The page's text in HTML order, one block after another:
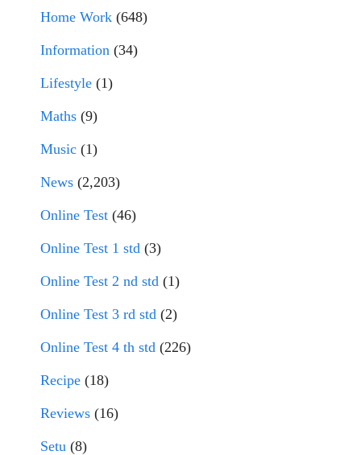
Home Work (648)
Information (34)
Lifestyle (1)
Maths (9)
Music (1)
News (2,203)
Online Test (46)
Online Test 1 std (3)
Online Test 2 nd std (1)
Online Test 3 rd std (2)
Online Test 4 th std (226)
Recipe (18)
Reviews (16)
Setu (8)